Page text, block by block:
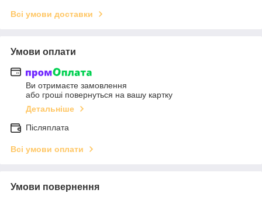
Всі умови доставки
Умови оплати
Ви отримаєте замовлення
або гроші повернуться на вашу картку
Детальніше
Післяплата
Всі умови оплати
Умови повернення